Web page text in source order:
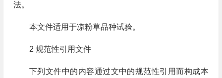
法。
本文件适用于凉粉草品种试验。
2 规范性引用文件
下列文件中的内容通过文中的规范性引用而构成本